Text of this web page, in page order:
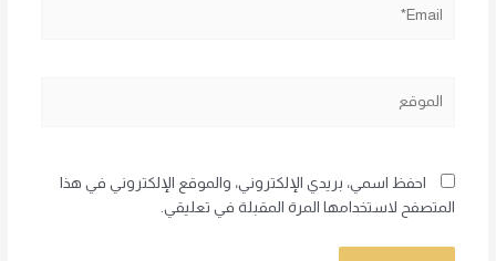
احفظ اسمي، بريدي الإلكتروني، والموقع الإلكتروني في هذا
المتصفح لاستخدامها المرة المقبلة في تعليقي.